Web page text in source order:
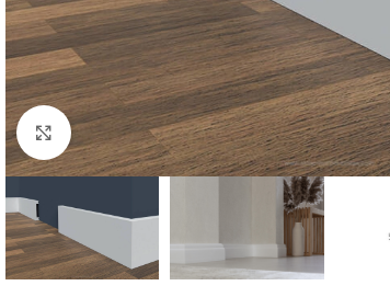
Click to enlarge